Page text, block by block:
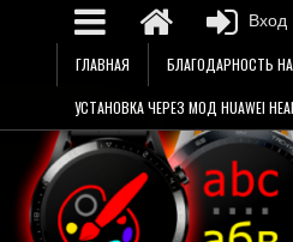
содержимому
ГЛАВНАЯ БЛАГОДАРНОСТЬ
УСТАНОВКА ЧЕРЕЗ МОД HUAWEI
Вход